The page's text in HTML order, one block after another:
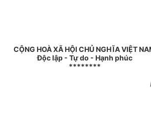
CỘNG HOÀ XÃ HỘI CHỦ NGHĨA VIỆT
Độc lập - Tự do - Hạnh phúc
********